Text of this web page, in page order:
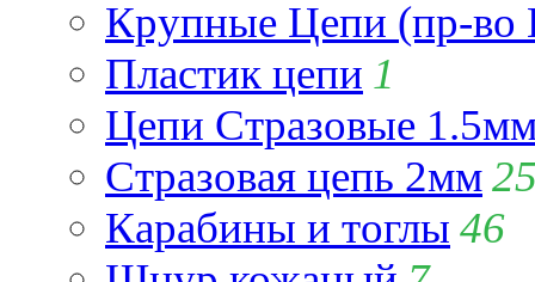
Крупные Цепи (пр-во
Пластик цепи 1
Цепи Стразовые
Стразовая цепь 2мм
Карабины и тоглы 46